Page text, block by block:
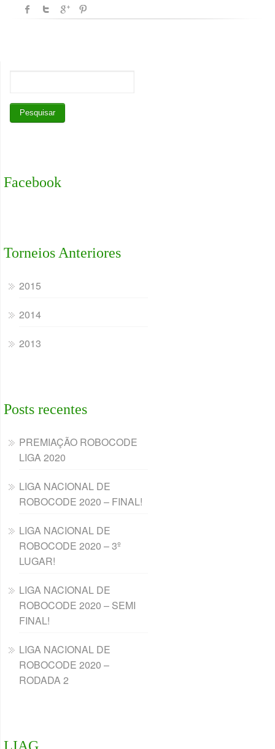
Facebook
Torneios Anteriores
2015
2014
2013
Posts recentes
PREMIAÇÃO ROBOCODE
LIGA 2020
LIGA NACIONAL DE
ROBOCODE 2020 – FINAL!
LIGA NACIONAL DE
ROBOCODE 2020 – 3º
LUGAR!
LIGA NACIONAL DE
ROBOCODE 2020 – SEMI
FINAL!
LIGA NACIONAL DE
ROBOCODE 2020 –
RODADA 2